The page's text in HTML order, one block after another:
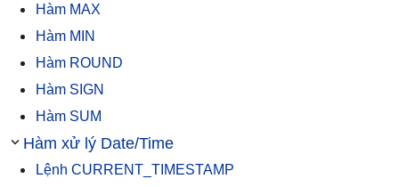
Hàm MAX
Hàm MIN
Hàm ROUND
Hàm SIGN
Hàm SUM
Hàm xử lý Date/Time
Lệnh CURRENT_TIMESTAMP